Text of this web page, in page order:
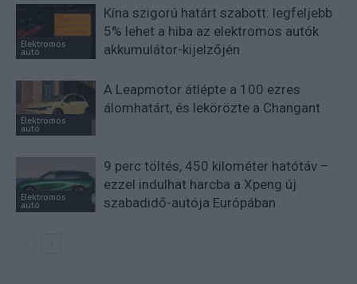
Elektromos
autó
Kína szigorú határt szabott: legfeljebb
5% lehet a hiba az elektromos autók
akkumulátor-kijelzőjén
Elektromos
autó
A Leapmotor átlépte a 100 ezres
álomhatárt, és lekörözte a Changant
Elektromos
autó
9 perc töltés, 450 kilométer hatótáv –
ezzel indulhat harcba a Xpeng új
szabadidő-autója Európában